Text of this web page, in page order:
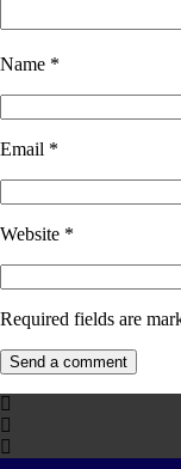
Name *
Email *
Website *
Required fields are